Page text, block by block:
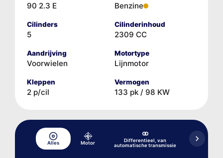
90 2.3 E Benzine
Cilinders
5
Cilinderinhoud
2309 CC
Aandrijving
Voorwielen
Motortype
Lijnmotor
Kleppen
2 p/cil
Vermogen
133 pk / 98 KW
Alles Motor
Differentieel, van
automatische transmissie
Hydraulisch